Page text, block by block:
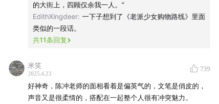
【本期节目介绍】
岩中花述第七季第五期节目，鲁豫与儿时在相片中看到的
陈冲说，她这一生都被「爱与失去」所牵引。
20岁赴美留学，想要拓宽人生的疆域，然而命运仍带领她
的大街上，四顾仅余我一人。”
EdithXingdeer: 一下子想到了《老派少女购物路线》里面
类似的一段话。
共11条回复
米笑
2025.4.23
739
好神奇，陈冲老师的面相看着是偏英气的，文笔是俏皮的，
声音又是很柔情的，搭配在一起整个人很有冲突魅力。